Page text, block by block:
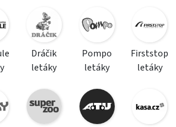
Dráčik
letáky
Pompo
letáky
Firststop
letáky